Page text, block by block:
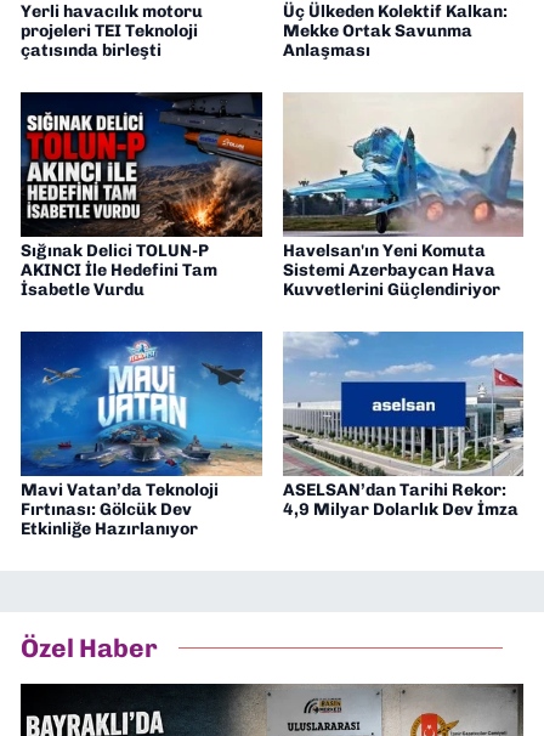
Yerli havacılık motoru
projeleri TEI Teknoloji
çatısında birleşti
Üç Ülkeden Kolektif Kalkan:
Mekke Ortak Savunma
Anlaşması
Sığınak Delici TOLUN-P
AKINCI İle Hedefini Tam
İsabetle Vurdu
Havelsan'ın Yeni Komuta
Sistemi Azerbaycan Hava
Kuvvetlerini Güçlendiriyor
Mavi Vatan’da Teknoloji
Fırtınası: Gölcük Dev
Etkinliğe Hazırlanıyor
ASELSAN’dan Tarihi Rekor:
4,9 Milyar Dolarlık Dev İmza
Özel Haber